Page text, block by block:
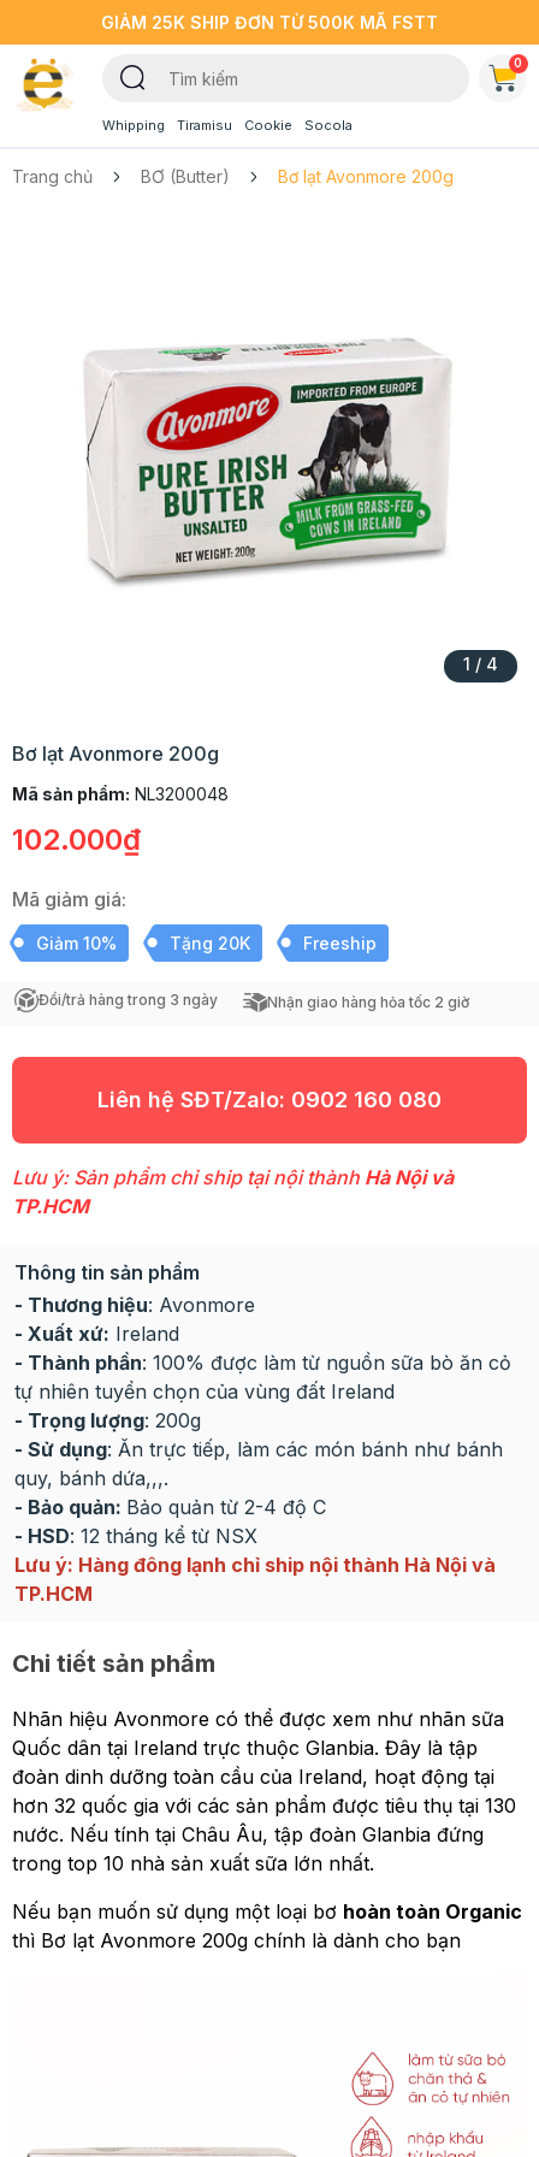
GIẢM 25K SHIP ĐƠN TỪ 500K MÃ FSTT
Whipping Tiramisu Cookie Socola
0
Trang chủ BƠ (Butter) Bơ lạt Avonmore 200g
1 / 4
Bơ lạt Avonmore 200g
Mã sản phẩm: NL3200048
102.000₫
Mã giảm giá:
Giảm 10% Tặng 20K Freeship
Đổi/trả hàng trong 3 ngày Nhận giao hàng hỏa tốc 2 giờ
Liên hệ SĐT/Zalo: 0902 160 080
Lưu ý: Sản phẩm chỉ ship tại nội thành Hà Nội và
TP.HCM
Thông tin sản phẩm
- Thương hiệu: Avonmore
- Xuất xứ: Ireland
- Thành phần: 100% được làm từ nguồn sữa bò ăn cỏ
tự nhiên tuyển chọn của vùng đất Ireland
- Trọng lượng: 200g
- Sử dụng: Ăn trực tiếp, làm các món bánh như bánh
quy, bánh dứa,,,.
- Bảo quản: Bảo quản từ 2-4 độ C
- HSD: 12 tháng kể từ NSX
Lưu ý: Hàng đông lạnh chỉ ship nội thành Hà Nội và
TP.HCM
Chi tiết sản phẩm
Nhãn hiệu Avonmore có thể được xem như nhãn sữa
Quốc dân tại Ireland trực thuộc Glanbia. Đây là tập
đoàn dinh dưỡng toàn cầu của Ireland, hoạt động tại
hơn 32 quốc gia với các sản phẩm được tiêu thụ tại 130
nước. Nếu tính tại Châu Âu, tập đoàn Glanbia đứng
trong top 10 nhà sản xuất sữa lớn nhất.
Nếu bạn muốn sử dụng một loại bơ hoàn toàn Organic
thì Bơ lạt Avonmore 200g chính là dành cho bạn